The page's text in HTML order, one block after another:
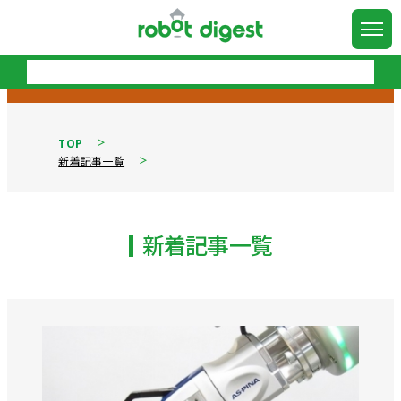
TOP
新着記事一覧
新着記事一覧